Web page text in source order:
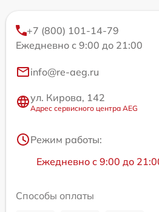
+7 (800) 101-14-79
Ежедневно с 9:00 до 21:00
info@re-aeg.ru
ул. Кирова, 142
Адрес сервисного центра AEG
Режим работы:
Ежедневно с 9:00 до
Способы оплаты